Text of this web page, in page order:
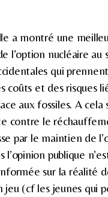
a montré une
l’option nucléaire au
qui prennent
coûts et des risques
aux fossiles. A cela
contre le
par le maintien de
l’opinion publique
sur la réalité
jeu (cf les jeunes qui